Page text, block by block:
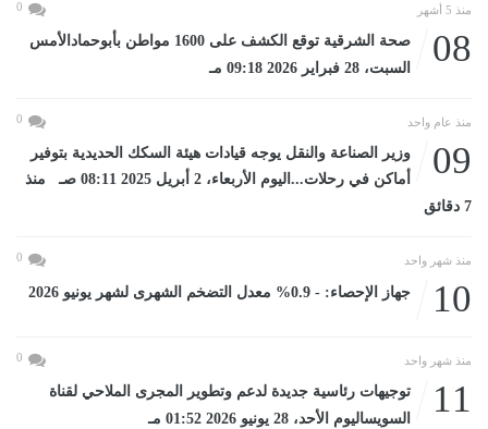
منذ 5 أشهر 0
08
صحة الشرقية توقع الكشف على 1600 مواطن بأبوحمادالأمس
السبت، 28 فبراير 2026 09:18 مـ
منذ عام واحد 0
09
وزير الصناعة والنقل يوجه قيادات هيئة السكك الحديدية بتوفير
أماكن في رحلات...اليوم الأربعاء، 2 أبريل 2025 08:11 صـ منذ
7 دقائق
منذ شهر واحد 0
10 جهاز الإحصاء: - 0.9% معدل التضخم الشهرى لشهر يونيو 2026
منذ شهر واحد 0
11
توجيهات رئاسية جديدة لدعم وتطوير المجرى الملاحي لقناة
السويساليوم الأحد، 28 يونيو 2026 01:52 مـ